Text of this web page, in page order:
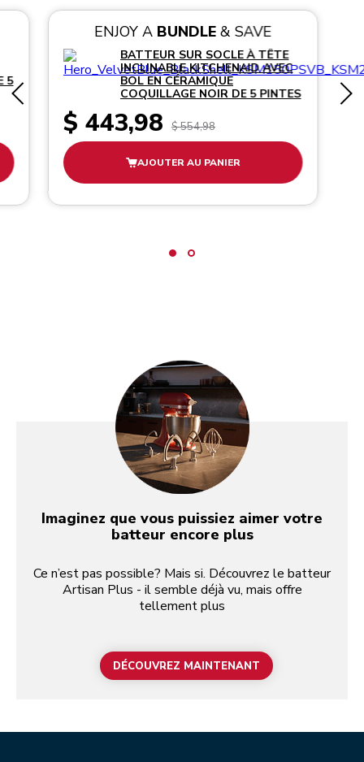
5
ENJOY A BUNDLE& SAVE
BATTEUR SUR SOCLE À TÊTE
INCLINABLE KITCHENAID AVEC
BOL EN CÉRAMIQUE
COQUILLAGE NOIR DE 5 PINTES
$ 443,98 $ 554,98
AJOUTER AU PANIER
Imaginez que vous puissiez aimer votre
batteur encore plus
Ce n’est pas possible? Mais si. Découvrez le batteur
Artisan Plus - il semble déjà vu, mais offre
tellement plus
DÉCOUVREZ MAINTENANT